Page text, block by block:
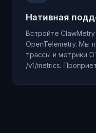
Нативная
Встройте
OpenTelemetry. Мы
трассы и метрики
/v1/metrics.